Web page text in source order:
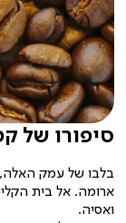
סיפורו של
ארומה. אל בית
ואסיה.